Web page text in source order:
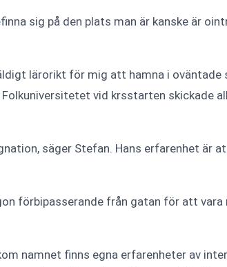
sig på den plats man är kanske är
lärorikt för mig att hamna i
vid krsstarten skickade
säger Stefan. Hans erfarenhet är
förbipasserande från gatan för att vara
namnet finns egna erfarenheter av